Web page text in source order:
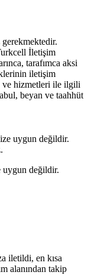
İletişim
tarafımca aksi
iletişim
ve hizmetleri ile ilgili
beyan ve taahhüt
uygun değildir.
uygun değildir.
iletildi, en kısa
alanından takip